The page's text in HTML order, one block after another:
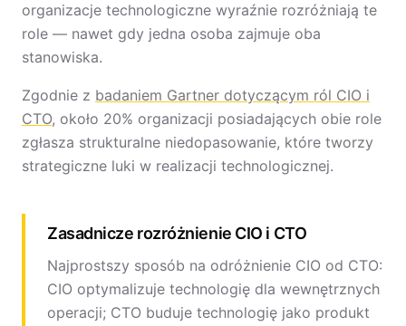
organizacje technologiczne wyraźnie rozróżniają te
role — nawet gdy jedna osoba zajmuje oba
stanowiska.
Zgodnie z badaniem Gartner dotyczącym ról CIO i
CTO, około 20% organizacji posiadających obie role
zgłasza strukturalne niedopasowanie, które tworzy
strategiczne luki w realizacji technologicznej.
Zasadnicze rozróżnienie CIO i CTO
Najprostszy sposób na odróżnienie CIO od CTO:
CIO optymalizuje technologię dla wewnętrznych
operacji; CTO buduje technologię jako produkt